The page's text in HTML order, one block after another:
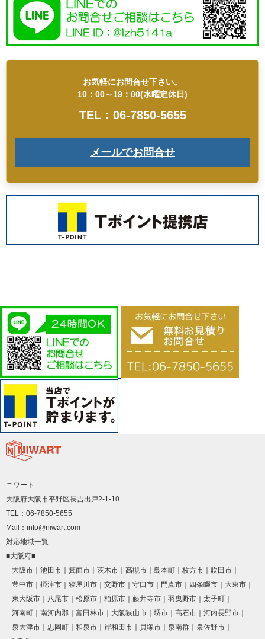
お気軽にお問合せ下さい。
10：00～19：00(水曜定休日)
TEL：06-7850-5655
メールでお問合せ
ニワート
大阪府大阪市平野区長吉出戸2-1-10
TEL：06-7850-5655
Mail：info@niwart.com
対応地域一覧
■大阪府■
大阪市
池田市 箕面市 茨木市 高槻市 島本町 枚方市
吹田市
豊中市
摂津市 寝屋川市 交野市 守口市 門真市 四条畷市
大東市
東大阪市
八尾市 松原市 柏原市 藤井寺市 羽曳野市
太子町
河南町
南河内郡 富田林市 大阪狭山市 堺市 高石市
河内長野市
泉大津市
忠岡町 和泉市 岸和田市 貝塚市 泉南群
泉佐野市